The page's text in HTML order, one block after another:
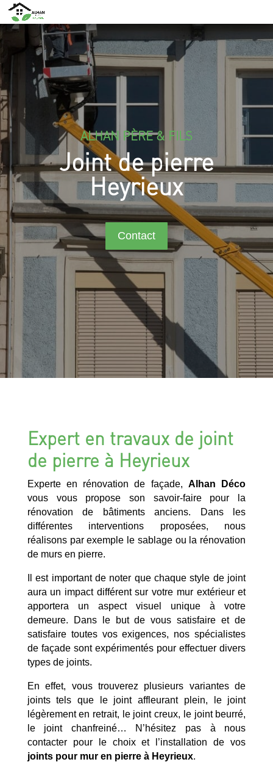
ALHAN PÈRE & FILS
Joint de pierre
Heyrieux
Contact
Expert en travaux de joint
de pierre à Heyrieux
Experte en rénovation de façade, Alhan Déco
vous vous propose son savoir-faire pour la
rénovation de bâtiments anciens. Dans les
différentes interventions proposées, nous
réalisons par exemple le sablage ou la rénovation
de murs en pierre.
Il est important de noter que chaque style de joint
aura un impact différent sur votre mur extérieur et
apportera un aspect visuel unique à votre
demeure. Dans le but de vous satisfaire et de
satisfaire toutes vos exigences, nos spécialistes
de façade sont expérimentés pour effectuer divers
types de joints.
En effet, vous trouverez plusieurs variantes de
joints tels que le joint affleurant plein, le joint
légèrement en retrait, le joint creux, le joint beurré,
le joint chanfreiné… N’hésitez pas à nous
contacter pour le choix et l’installation de vos
joints pour mur en pierre à Heyrieux.